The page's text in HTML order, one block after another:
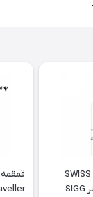
قمقمه سیگ مدل SWISS
حجم 600 میلی لیتر SIGG